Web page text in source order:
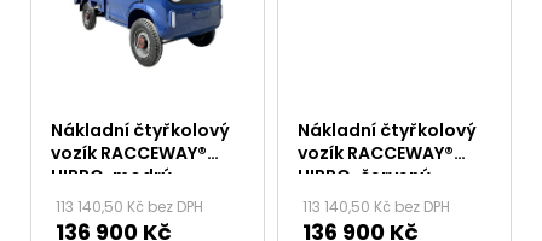
Nákladní čtyřkolový
vozík RACCEWAY®
HIPPO, modrý
113 140,50 Kč bez DPH
136 900 Kč
Nákladní čtyřkolový
vozík RACCEWAY®
HIPPO, červený
113 140,50 Kč bez DPH
136 900 Kč